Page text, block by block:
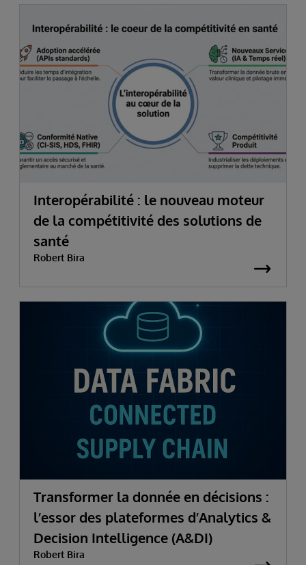
Interopérabilité : le nouveau moteur
de la compétitivité des solutions de
santé
Robert Bira
Transformer la donnée en décisions :
l’essor des plateformes d’Analytics &
Decision Intelligence (A&DI)
Robert Bira